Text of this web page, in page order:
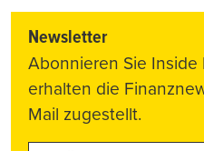
Newsletter
Abonnieren Sie Inside
erhalten die
Mail zugestellt.